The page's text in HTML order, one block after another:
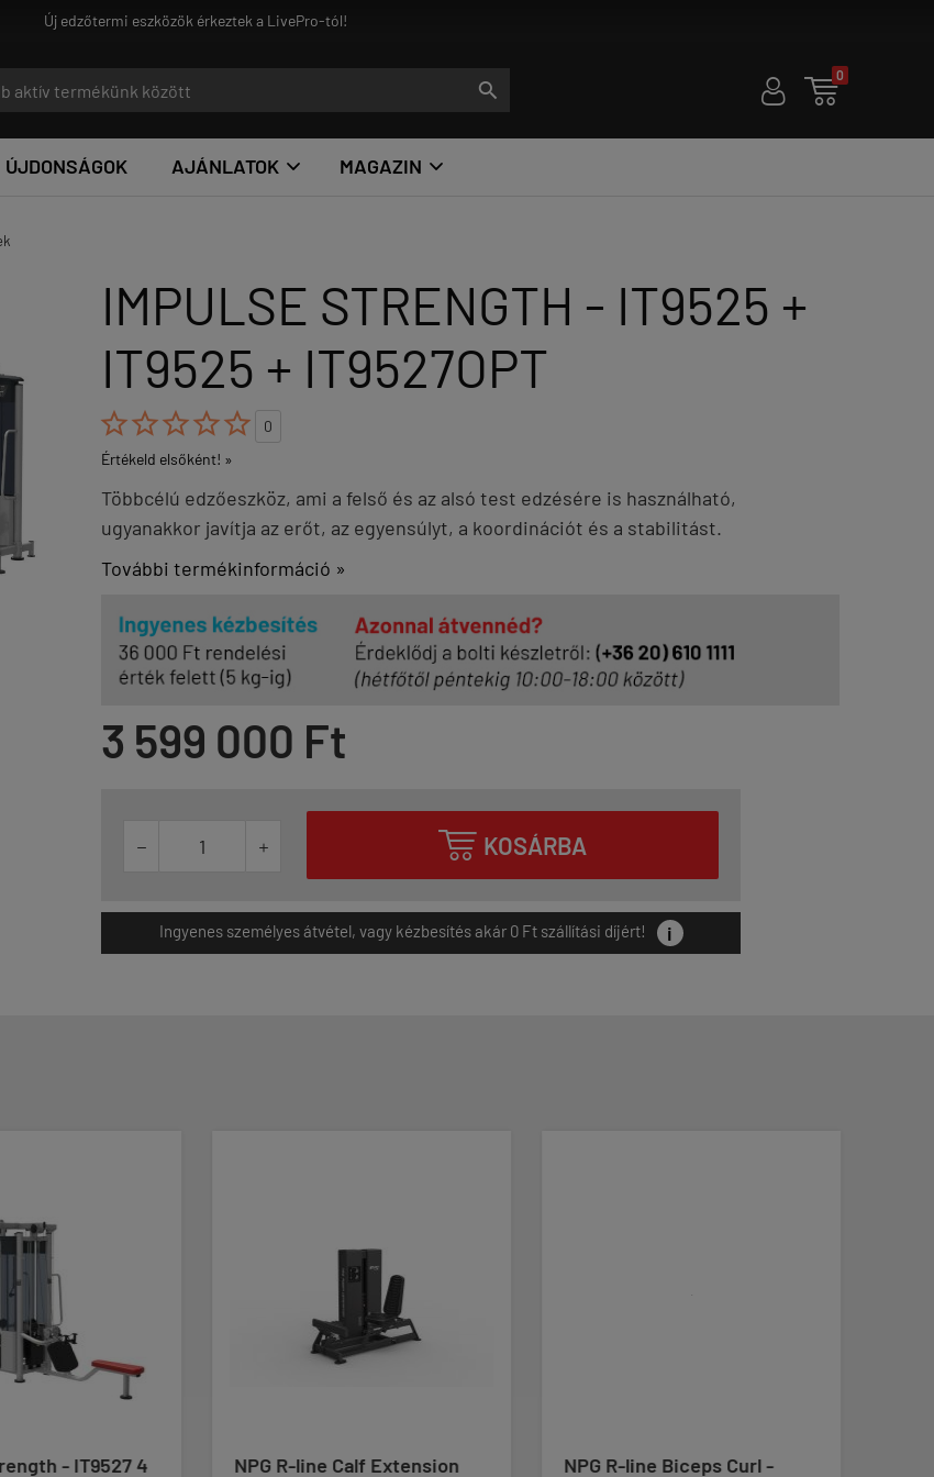
tól!
S U 
0
ÚJDONSÁGOK AJÁNLATOK  MAGAZIN 
IMPULSE STRENGTH - IT9525 +
IT9525 + IT9527OPT

0
Értékeld elsőként! »
Többcélú edzőeszköz, ami a felső és az alsó test edzésére is használható,
ugyanakkor javítja az erőt, az egyensúlyt, a koordinációt és a stabilitást.
További termékinformáció »
3 599 000 Ft
   KOSÁRBA
Ingyenes személyes átvétel, vagy kézbesítés akár 0 Ft szállítási díjért! i
- IT9527 4
NPG R-line Calf Extension
NPG R-line Biceps Curl -